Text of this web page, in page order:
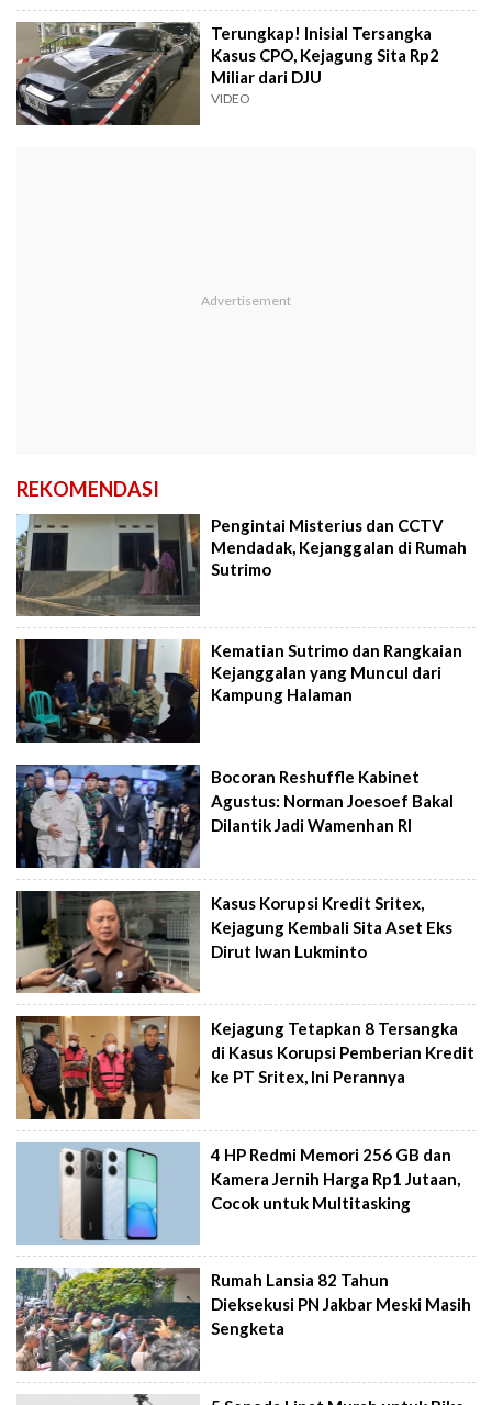
Terungkap! Inisial Tersangka
Kasus CPO, Kejagung Sita Rp2
Miliar dari DJU
VIDEO
REKOMENDASI
Pengintai Misterius dan CCTV
Mendadak, Kejanggalan di Rumah
Sutrimo
Kematian Sutrimo dan Rangkaian
Kejanggalan yang Muncul dari
Kampung Halaman
Bocoran Reshuffle Kabinet
Agustus: Norman Joesoef Bakal
Dilantik Jadi Wamenhan RI
Kasus Korupsi Kredit Sritex,
Kejagung Kembali Sita Aset Eks
Dirut Iwan Lukminto
Kejagung Tetapkan 8 Tersangka
di Kasus Korupsi Pemberian Kredit
ke PT Sritex, Ini Perannya
4 HP Redmi Memori 256 GB dan
Kamera Jernih Harga Rp1 Jutaan,
Cocok untuk Multitasking
Rumah Lansia 82 Tahun
Dieksekusi PN Jakbar Meski Masih
Sengketa